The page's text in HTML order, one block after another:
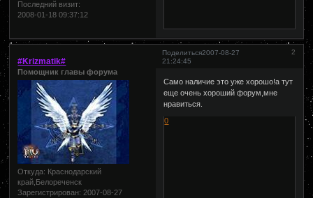
Последний визит:
2008-01-18 09:37:12
Поделиться 2
2007-08-27
21:24:45
#Krizmatik#
Помощник главы форума
Откуда: Краснодарский
край,Белореченск
Зарегистрирован: 2007-08-27
Само наличие это уже хорошо!а тут
еще очень хороший форум,мне
нравиться.
0